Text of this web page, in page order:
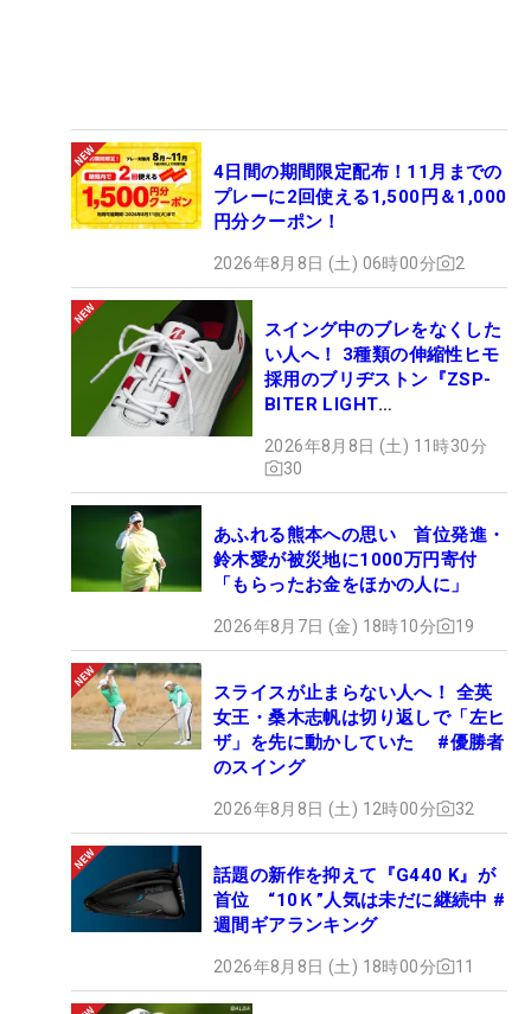
4日間の期間限定配布！11月までの
プレーに2回使える1,500円＆1,000
円分クーポン！
2026年8月8日 (土) 06時00分 2
スイング中のブレをなくした
い人へ！ 3種類の伸縮性ヒモ
採用のブリヂストン『ZSP-
BITER LIGHT
ュー
2026年8月8日 (土) 11時30分
30
あふれる熊本への思い 首位発進・
鈴木愛が被災地に1000万円寄付
「もらったお金をほかの人に」
2026年8月7日 (金) 18時10分 19
スライスが止まらない人へ！ 全英
女王・桑木志帆は切り返しで「左ヒ
ザ」を先に動かしていた #優勝者
のスイング
2026年8月8日 (土) 12時00分 32
話題の新作を抑えて『G440 K』が
首位 “10Ｋ”人気は未だに継続中 #
週間ギアランキング
2026年8月8日 (土) 18時00分 11